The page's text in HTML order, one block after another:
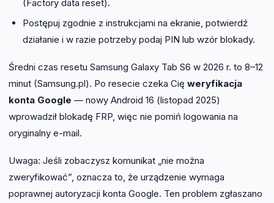
(Factory data reset).
Postępuj zgodnie z instrukcjami na ekranie, potwierdź
działanie i w razie potrzeby podaj PIN lub wzór blokady.
Średni czas resetu Samsung Galaxy Tab S6 w 2026 r. to 8–12
minut (Samsung.pl). Po resecie czeka Cię weryfikacja
konta Google — nowy Android 16 (listopad 2025)
wprowadził blokadę FRP, więc nie pomiń logowania na
oryginalny e-mail.
Uwaga: Jeśli zobaczysz komunikat „nie można
zweryfikować”, oznacza to, że urządzenie wymaga
poprawnej autoryzacji konta Google. Ten problem zgłaszano